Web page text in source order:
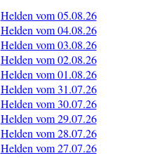
Helden vom 05.08.26
Helden vom 04.08.26
Helden vom 03.08.26
Helden vom 02.08.26
Helden vom 01.08.26
Helden vom 31.07.26
Helden vom 30.07.26
Helden vom 29.07.26
Helden vom 28.07.26
Helden vom 27.07.26